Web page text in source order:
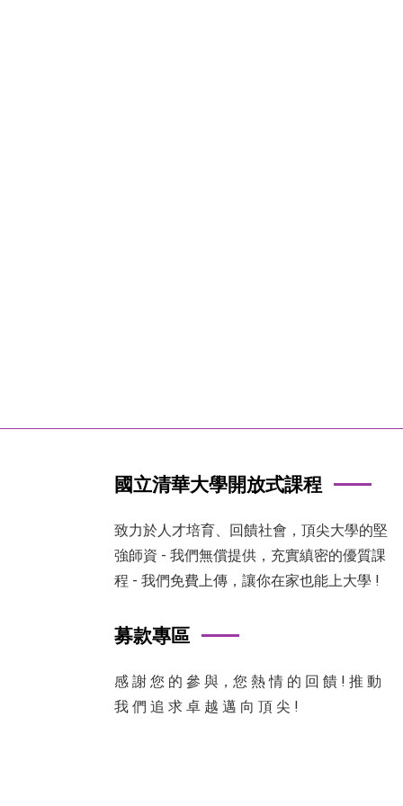
國立清華大學開放式課程
致力於人才培育、回饋社會，頂尖大學的堅
強師資 - 我們無償提供，充實縝密的優質課
程 - 我們免費上傳，讓你在家也能上大學 !
募款專區
感 謝 您 的 參 與，您 熱 情 的 回 饋 ! 推 動
我 們 追 求 卓 越 邁 向 頂 尖 !